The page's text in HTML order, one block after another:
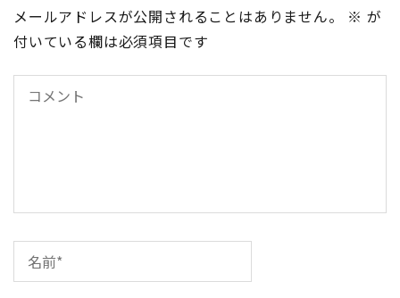
ゲ
シ
メールアドレスが公開されることはありません。 ※ が
付いている欄は必須項目です